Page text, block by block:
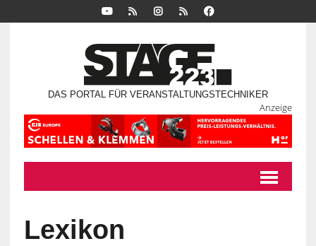
DAS PORTAL FÜR VERANSTALTUNGSTECHNIKER
Anzeige
Lexikon